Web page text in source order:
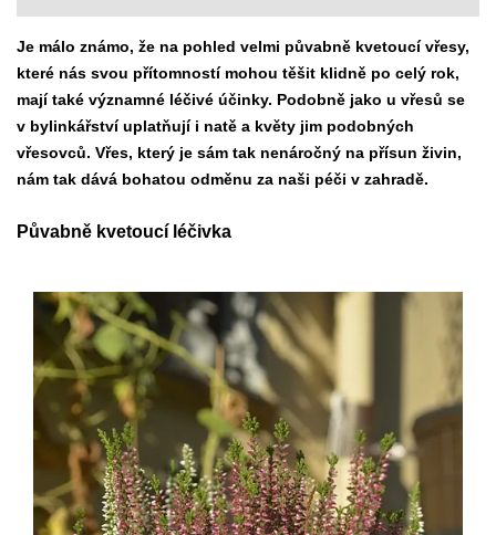
Je málo známo, že na pohled velmi půvabně kvetoucí vřesy,
které nás svou přítomností mohou těšit klidně po celý rok,
mají také významné léčivé účinky. Podobně jako u vřesů se
v bylinkářství uplatňují i natě a květy jim podobných
vřesovců. Vřes, který je sám tak nenáročný na přísun živin,
nám tak dává bohatou odměnu za naši péči v zahradě.
Půvabně kvetoucí léčivka